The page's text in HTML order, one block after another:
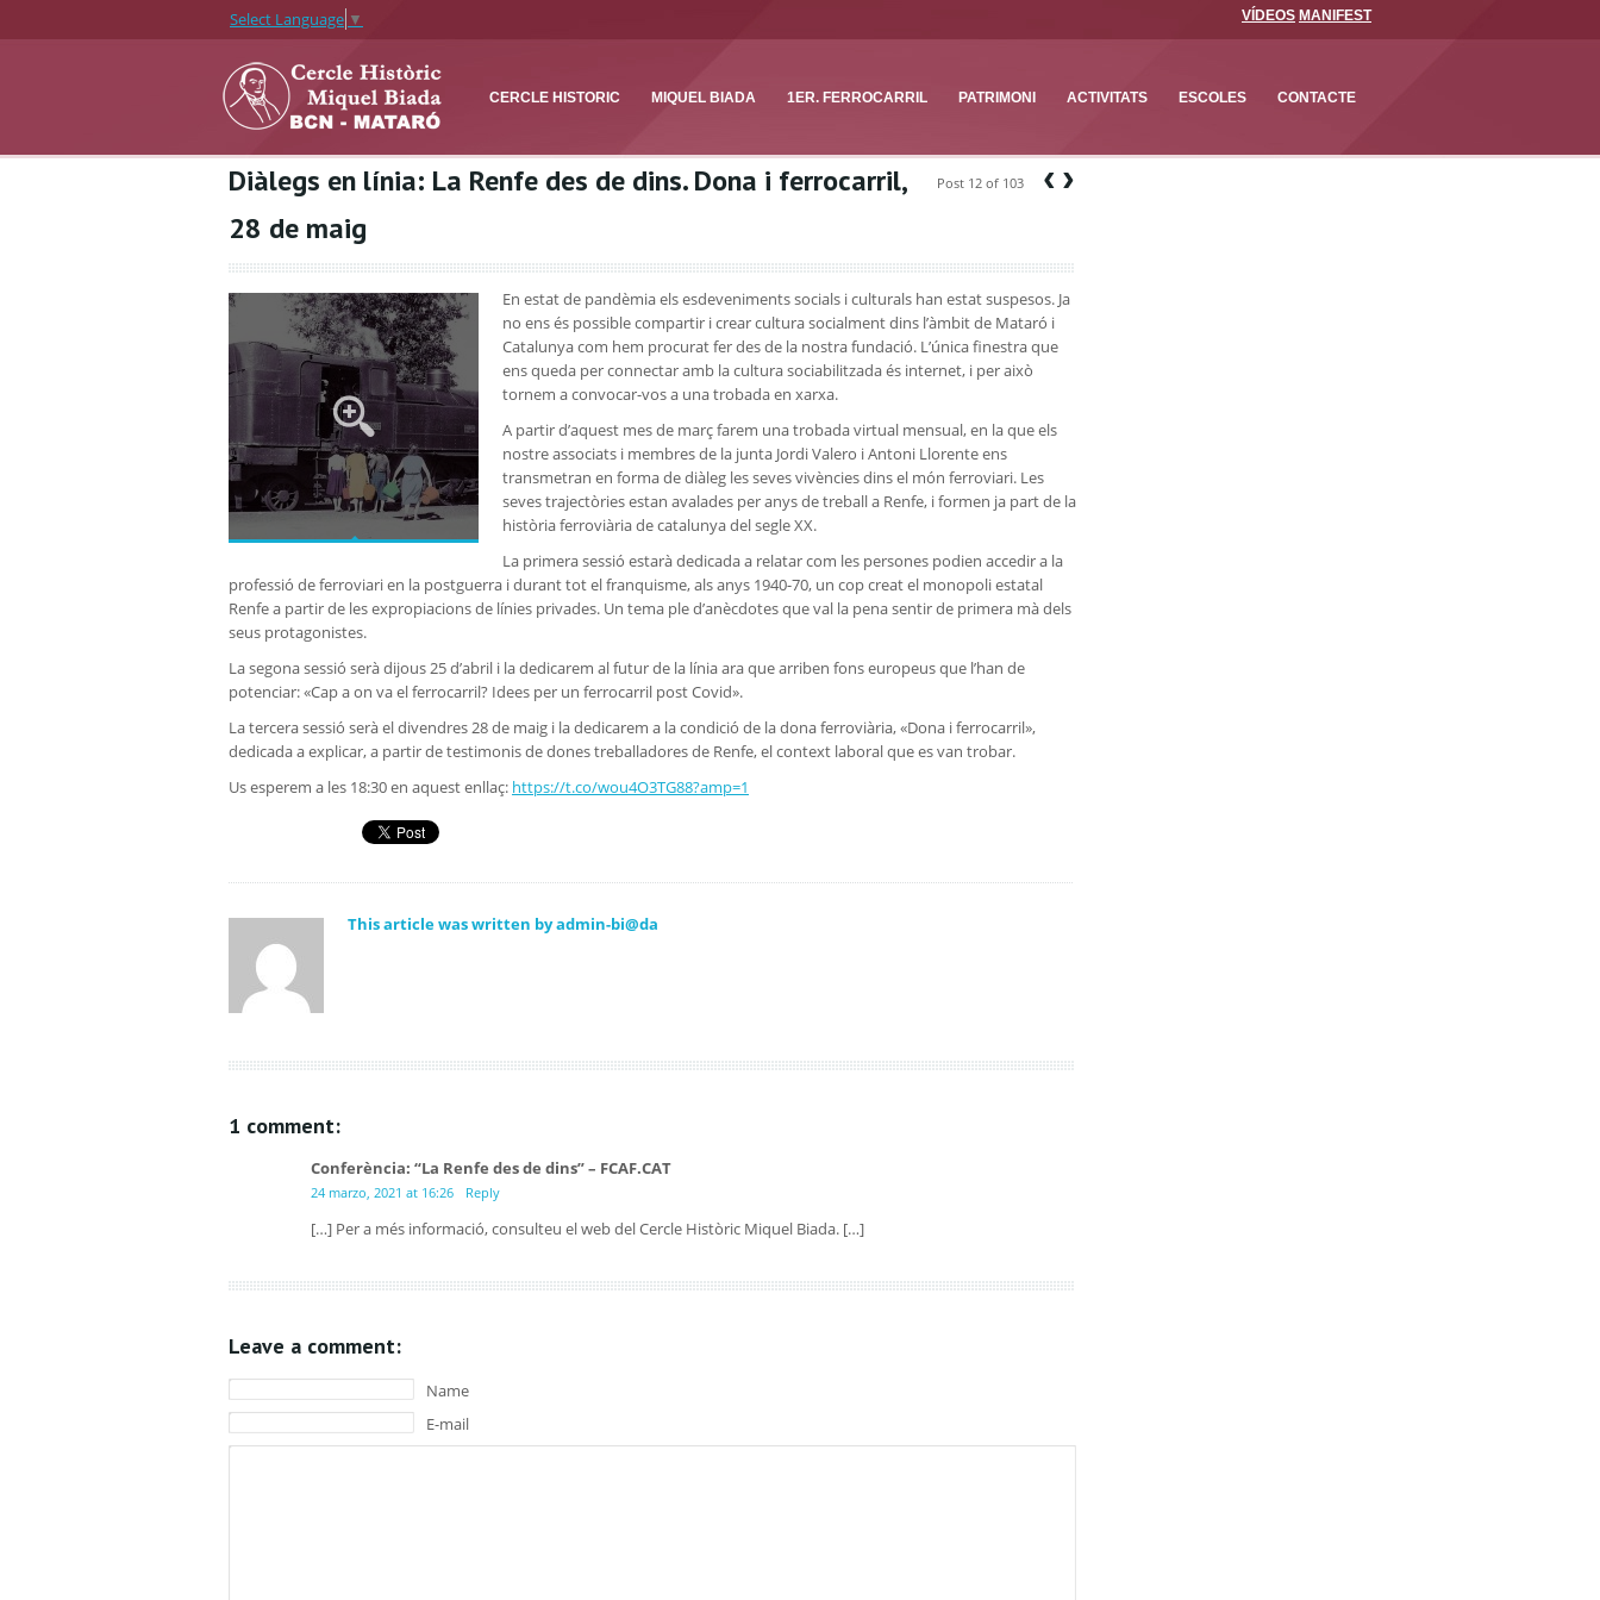
Select Language ▼ VÍDEOS MANIFEST
CERCLE HISTORIC MIQUEL BIADA 1ER. FERROCARRIL PATRIMONI ACTIVITATS ESCOLES CONTACTE
Diàlegs en línia: La Renfe des de dins. Dona i ferrocarril,
28 de maig
Post 12 of 103 ‹›
En estat de pandèmia els esdeveniments socials i culturals han estat suspesos. Ja
no ens és possible compartir i crear cultura socialment dins l’àmbit de Mataró i
Catalunya com hem procurat fer des de la nostra fundació. L’única finestra que
ens queda per connectar amb la cultura sociabilitzada és internet, i per això
tornem a convocar-vos a una trobada en xarxa.
A partir d’aquest mes de març farem una trobada virtual mensual, en la que els
nostre associats i membres de la junta Jordi Valero i Antoni Llorente ens
transmetran en forma de diàleg les seves vivències dins el món ferroviari. Les
seves trajectòries estan avalades per anys de treball a Renfe, i formen ja part de la
història ferroviària de catalunya del segle XX.
La primera sessió estarà dedicada a relatar com les persones podien accedir a la
professió de ferroviari en la postguerra i durant tot el franquisme, als anys 1940-70, un cop creat el monopoli estatal
Renfe a partir de les expropiacions de línies privades. Un tema ple d’anècdotes que val la pena sentir de primera mà dels
seus protagonistes.
La segona sessió serà dijous 25 d’abril i la dedicarem al futur de la línia ara que arriben fons europeus que l’han de
potenciar: «Cap a on va el ferrocarril? Idees per un ferrocarril post Covid».
La tercera sessió serà el divendres 28 de maig i la dedicarem a la condició de la dona ferroviària, «Dona i ferrocarril»,
dedicada a explicar, a partir de testimonis de dones treballadores de Renfe, el context laboral que es van trobar.
Us esperem a les 18:30 en aquest enllaç: https://t.co/wou4O3TG88?amp=1
This article was written by admin-bi@da
1 comment:
Conferència: “La Renfe des de dins” – FCAF.CAT
24 marzo, 2021 at 16:26 Reply
[…] Per a més informació, consulteu el web del Cercle Històric Miquel Biada. […]
Leave a comment:
Name
E-mail